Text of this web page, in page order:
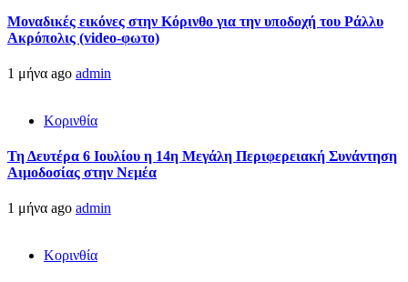
Μοναδικές εικόνες στην Κόρινθο για την υποδοχή του Ράλλυ
Ακρόπολις (video-φωτο)
1 μήνα ago admin
Κορινθία
Τη Δευτέρα 6 Ιουλίου η 14η Μεγάλη Περιφερειακή Συνάντηση
Αιμοδοσίας στην Νεμέα
1 μήνα ago admin
Κορινθία